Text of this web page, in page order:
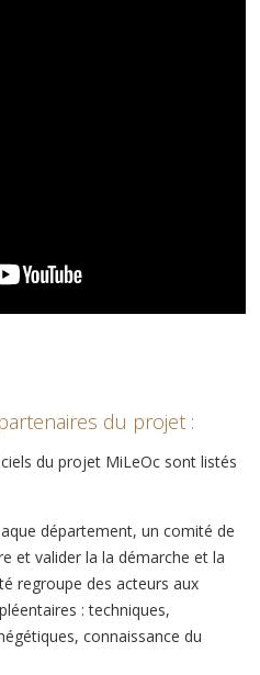
du projet :
du projet MiLeOc sont listés
département, un comité de
et valider la la démarche et la
regroupe des acteurs aux
: techniques,
connaissance du